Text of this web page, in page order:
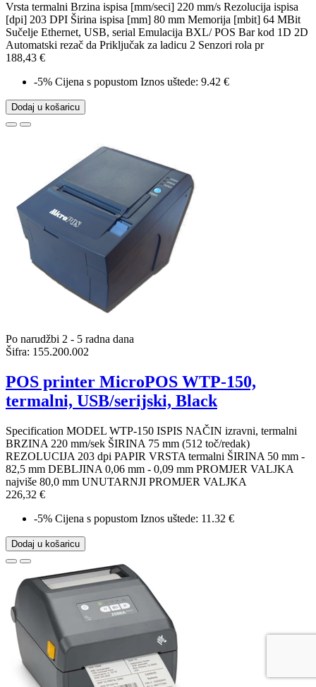
Vrsta termalni Brzina ispisa [mm/seci] 220 mm/s Rezolucija ispisa
[dpi] 203 DPI Širina ispisa [mm] 80 mm Memorija [mbit] 64 MBit
Sučelje Ethernet, USB, serial Emulacija BXL/ POS Bar kod 1D 2D
Automatski rezač da Priključak za ladicu 2 Senzori rola pr
188,43 €
-5% Cijena s popustom Iznos uštede: 9.42 €
Dodaj u košaricu
Po narudžbi 2 - 5 radna dana
Šifra: 155.200.002
POS printer MicroPOS WTP-150,
termalni, USB/serijski, Black
Specification MODEL WTP-150 ISPIS NAČIN izravni, termalni
BRZINA 220 mm/sek ŠIRINA 75 mm (512 toč/redak)
REZOLUCIJA 203 dpi PAPIR VRSTA termalni ŠIRINA 50 mm -
82,5 mm DEBLJINA 0,06 mm - 0,09 mm PROMJER VALJKA
najviše 80,0 mm UNUTARNJI PROMJER VALJKA
226,32 €
-5% Cijena s popustom Iznos uštede: 11.32 €
Dodaj u košaricu